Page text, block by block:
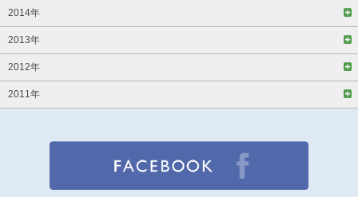
2014年
2013年
2012年
2011年